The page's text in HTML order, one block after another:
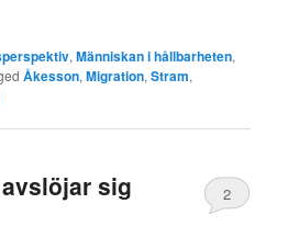
,Människan i hållbarheten,
Åkesson,Migration,Stram,
sig
2